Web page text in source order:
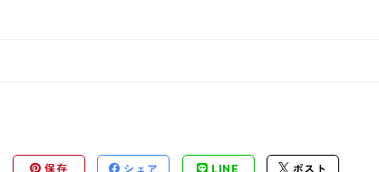
保存 シェア LINE ポスト